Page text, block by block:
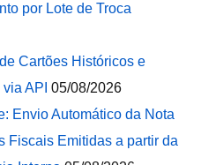
por Lote de Troca
Cartões Históricos e
API 05/08/2026
Envio Automático da Nota
Fiscais Emitidas a partir da